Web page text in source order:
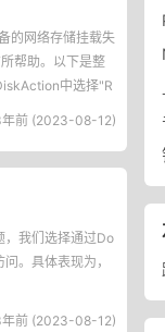
的网络存储挂载失
帮助。以下是整
中选择"R
前 (2023-08-12)
，我们选择通过Do
。具体表现为，
前 (2023-08-12)